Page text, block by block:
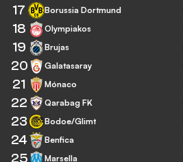
17 Borussia Dortmund
18 Olympiakos
19 Brujas
20 Galatasaray
21 Mónaco
22 Qarabag FK
23 Bodoe/Glimt
24 Benfica
25 Marsella